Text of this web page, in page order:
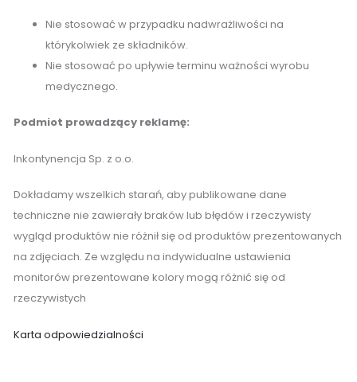
Nie stosować w przypadku nadwrażliwości na
którykolwiek ze składników.
Nie stosować po upływie terminu ważności wyrobu
medycznego.
Podmiot prowadzący reklamę:
Inkontynencja Sp. z o.o.
Dokładamy wszelkich starań, aby publikowane dane
techniczne nie zawierały braków lub błędów i rzeczywisty
wygląd produktów nie różnił się od produktów prezentowanych
na zdjęciach. Ze względu na indywidualne ustawienia
monitorów prezentowane kolory mogą różnić się od
rzeczywistych
Karta odpowiedzialności